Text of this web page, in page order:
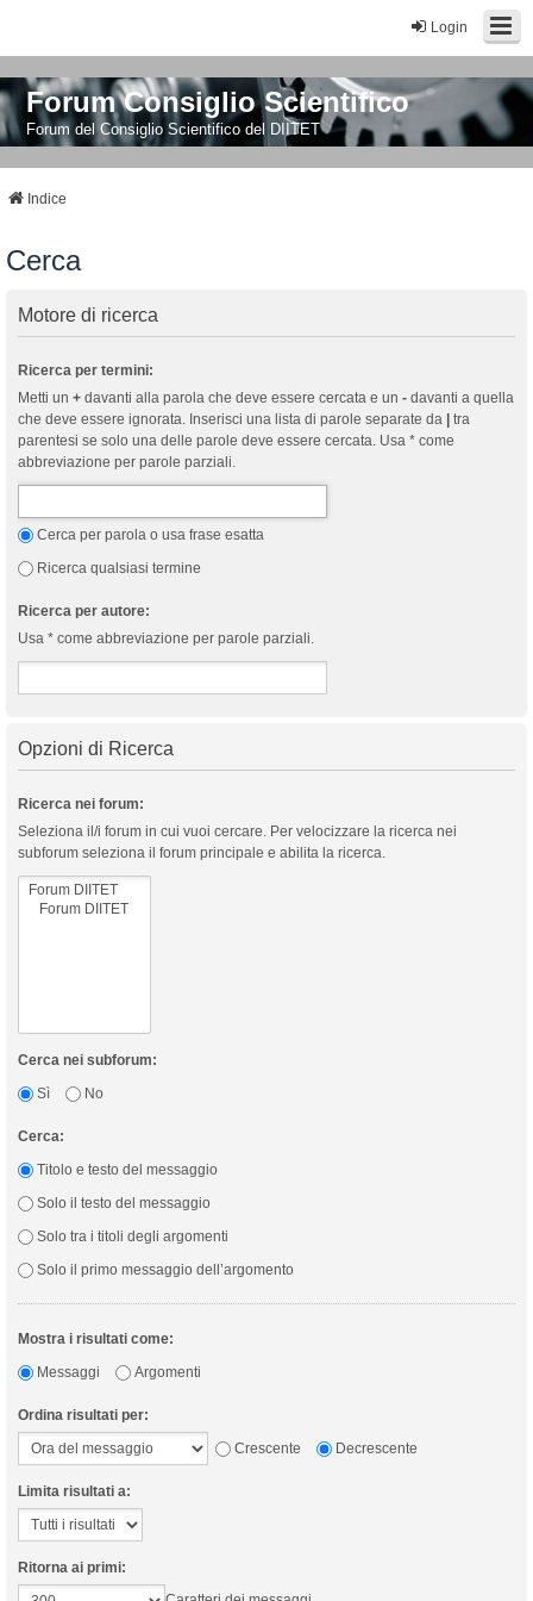
Login
Forum Consiglio Scientifico
Forum del Consiglio Scientifico del DIITET
Indice
Cerca
Motore di ricerca
Ricerca per termini:
Metti un + davanti alla parola che deve essere cercata e un - davanti a quella
che deve essere ignorata. Inserisci una lista di parole separate da
tra
parentesi se solo una delle parole deve essere cercata. Usa * come
abbreviazione per parole parziali.
Cerca per parola o usa frase esatta
Ricerca qualsiasi termine
Ricerca per autore:
Usa * come abbreviazione per parole parziali.
Opzioni di Ricerca
Ricerca nei forum:
Seleziona il/i forum in cui vuoi cercare. Per velocizzare la ricerca nei
subforum seleziona il forum principale e abilita la ricerca.
Cerca nei subforum:
Sì
No
Cerca:
Titolo e testo del messaggio
Solo il testo del messaggio
Solo tra i titoli degli argomenti
Solo il primo messaggio dell’argomento
Mostra i risultati come:
Messaggi
Argomenti
Ordina risultati per:
Crescente
Decrescente
Limita risultati a:
Ritorna ai primi: